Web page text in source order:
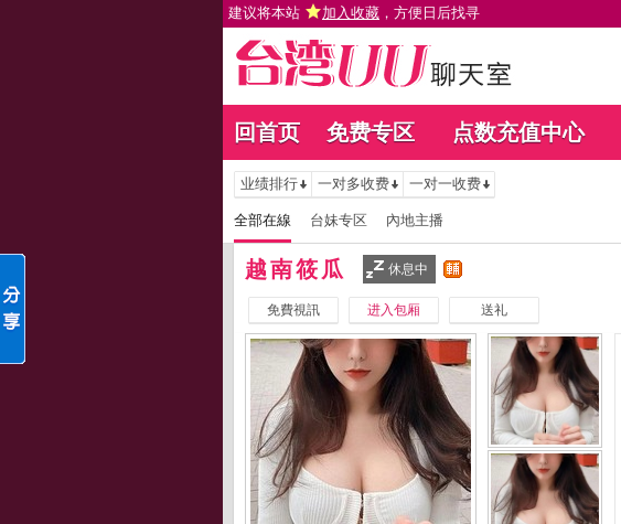
建议将本站 加入收藏 ，方便日后找寻
回首页 免费专区 点数充值中心
业绩排行 一对多收费 一对一收费
全部在線 台妹专区 內地主播
越南筱瓜 休息中
免費視訊 进入包厢 送礼